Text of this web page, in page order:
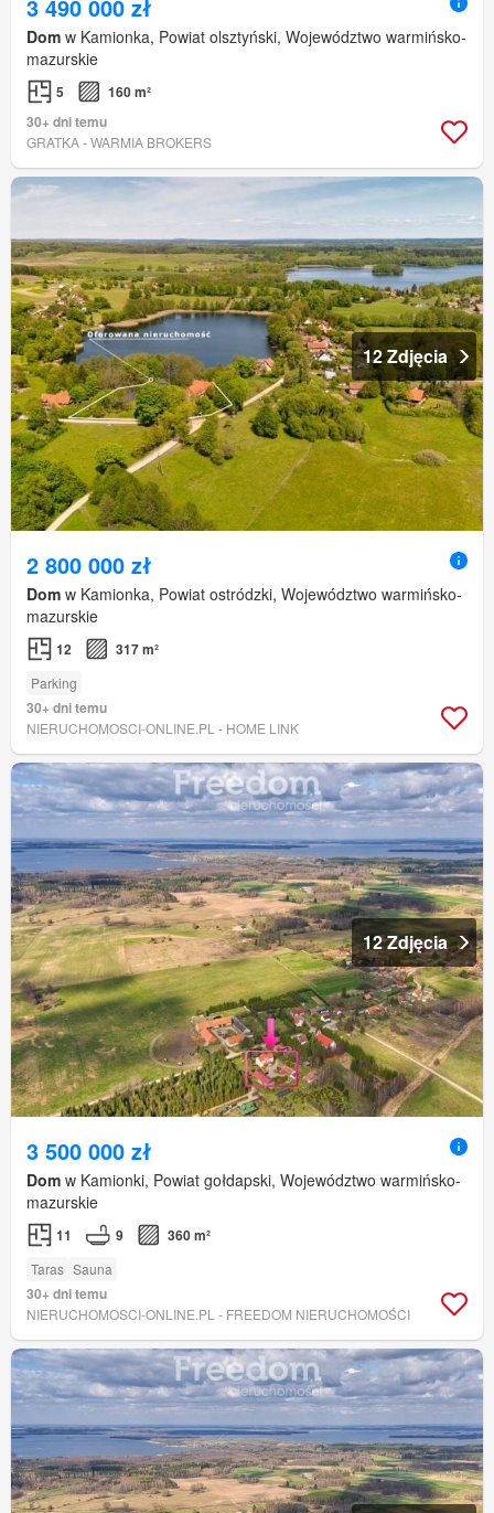
3 490 000 zł
Dom w Kamionka, Powiat olsztyński, Województwo warmińsko-
mazurskie
5
160 m²
30+ dni temu
GRATKA - WARMIA BROKERS
12 Zdjęcia
2 800 000 zł
Dom w Kamionka, Powiat ostródzki, Województwo warmińsko-
mazurskie
12 317 m²
Parking
30+ dni temu
NIERUCHOMOSCI-ONLINE.PL - HOME LINK
12 Zdjęcia
3 500 000 zł
Dom w Kamionki, Powiat gołdapski, Województwo warmińsko-
mazurskie
11 9 360 m²
Taras Sauna
30+ dni temu
NIERUCHOMOSCI-ONLINE.PL - FREEDOM NIERUCHOMOŚCI